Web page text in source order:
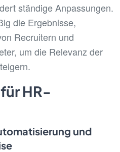
ständige Anpassungen.
die Ergebnisse,
Recruitern und
um die Relevanz der
HR-
und